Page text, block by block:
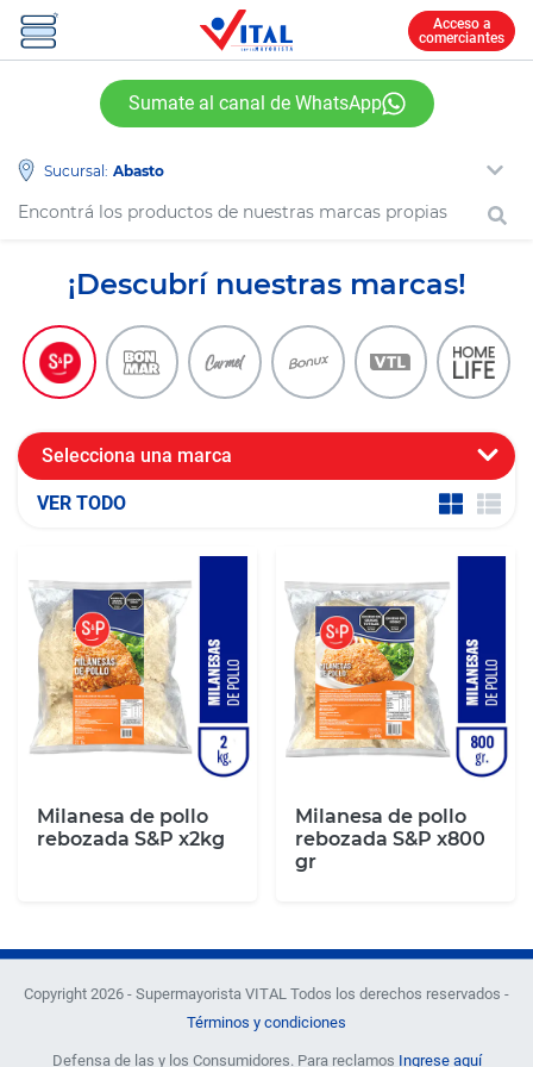
Acceso a
comerciantes
Sumate al canal de WhatsApp
Sucursal:
¡Descubrí nuestras marcas!
Selecciona una marca
VER TODO
Milanesa de pollo
rebozada S&P x2kg
Milanesa de pollo
rebozada S&P x800
gr
Copyright 2026 - Supermayorista VITAL Todos los derechos reservados -
Términos y condiciones
Defensa de las y los Consumidores. Para reclamos Ingrese aquí